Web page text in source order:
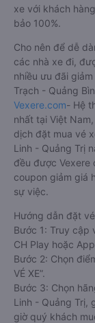
xe với khách
bảo 100%.
Cho nên để dễ
các nhà xe đi,
nhiều ưu đãi
Trạch - Quảng
Vexere.com- Hệ
nhất tại Việt
dịch đặt mua vé
Linh - Quảng Trị
đều được Vexere
coupon giảm giá
sự việc.
Hướng dẫn đặt
Bước 1: Truy cập
CH Play hoặc
Bước 2: Chọn
VÉ XE”.
Bước 3: Chọn
Linh - Quảng Trị,
giờ quý khách